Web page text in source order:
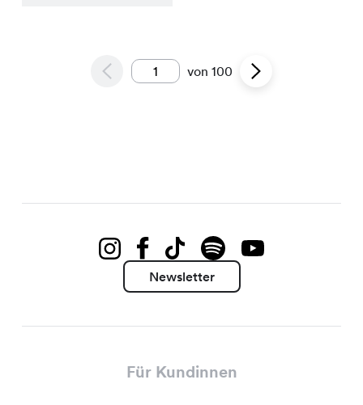
von 100
Newsletter
Für Kundinnen